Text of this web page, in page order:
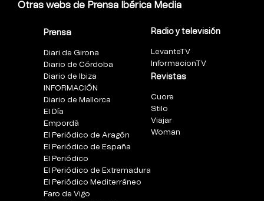
Otras webs de Prensa Ibérica Media
Prensa
Diari de Girona
Diario de Córdoba
Diario de Ibiza
INFORMACIÓN
Diario de Mallorca
El Día
Empordà
El Periódico de Aragón
El Periódico de España
El Periódico
El Periódico de Extremadura
El Periódico Mediterráneo
Faro de Vigo
Radio y televisión
LevanteTV
InformacionTV
Revistas
Cuore
Stilo
Viajar
Woman